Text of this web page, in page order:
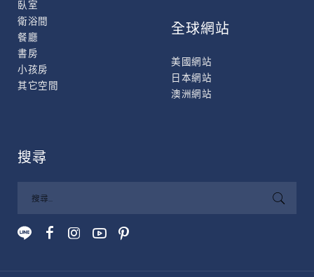
臥室
衛浴間
餐廳
書房
小孩房
其它空間
全球網站
美國網站
日本網站
澳洲網站
搜尋